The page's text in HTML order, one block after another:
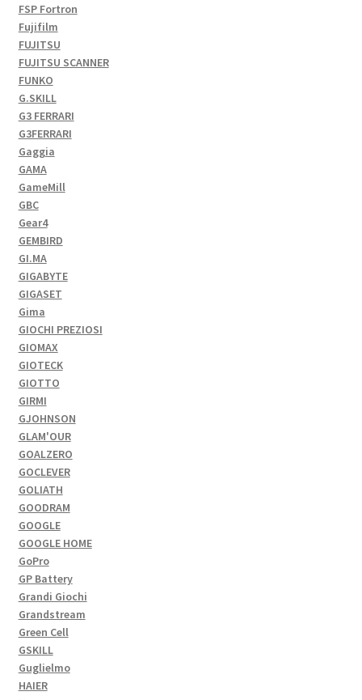
FSP Fortron
Fujifilm
FUJITSU
FUJITSU SCANNER
FUNKO
G.SKILL
G3 FERRARI
G3FERRARI
Gaggia
GAMA
GameMill
GBC
Gear4
GEMBIRD
GI.MA
GIGABYTE
GIGASET
Gima
GIOCHI PREZIOSI
GIOMAX
GIOTECK
GIOTTO
GIRMI
GJOHNSON
GLAM'OUR
GOALZERO
GOCLEVER
GOLIATH
GOODRAM
GOOGLE
GOOGLE HOME
GoPro
GP Battery
Grandi Giochi
Grandstream
Green Cell
GSKILL
Guglielmo
HAIER